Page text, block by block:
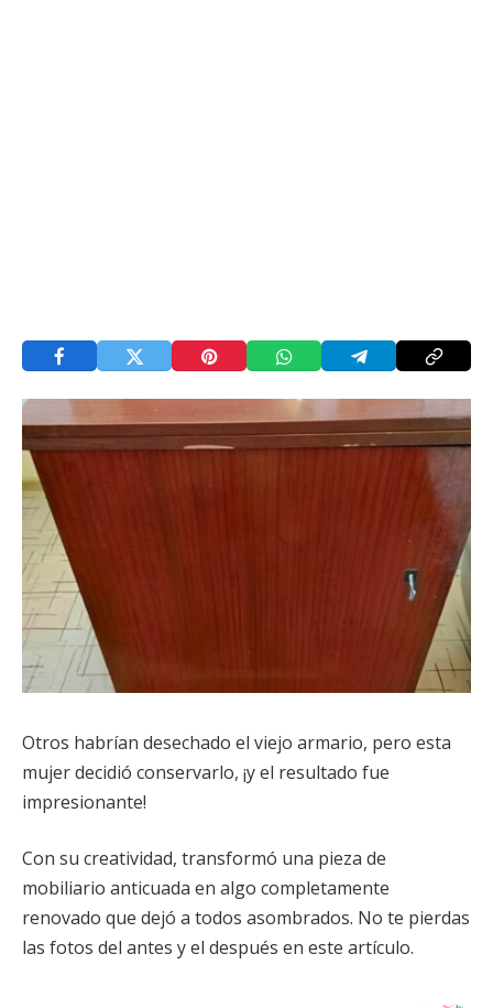
Otros habrían desechado el viejo armario, pero esta
mujer decidió conservarlo, ¡y el resultado fue
impresionante!
Con su creatividad, transformó una pieza de
mobiliario anticuada en algo completamente
renovado que dejó a todos asombrados. No te pierdas
las fotos del antes y el después en este artículo.